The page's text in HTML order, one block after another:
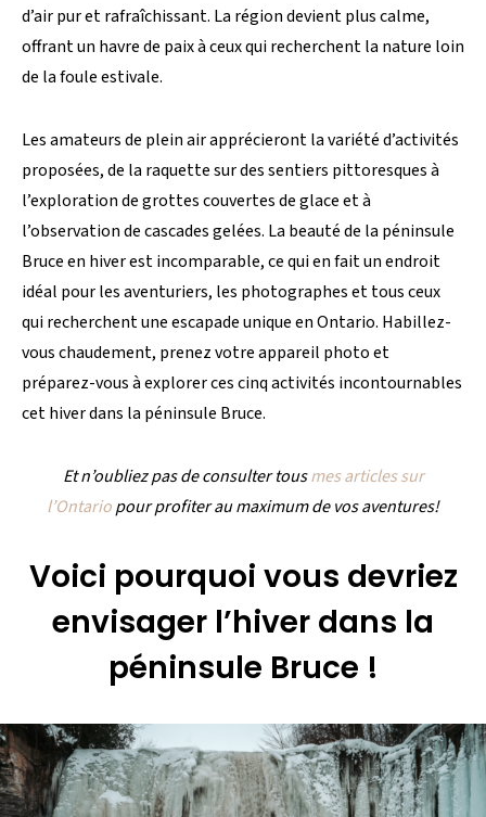
d’air pur et rafraîchissant. La région devient plus calme,
offrant un havre de paix à ceux qui recherchent la nature loin
de la foule estivale.
Les amateurs de plein air apprécieront la variété d’activités
proposées, de la raquette sur des sentiers pittoresques à
l’exploration de grottes couvertes de glace et à
l’observation de cascades gelées. La beauté de la péninsule
Bruce en hiver est incomparable, ce qui en fait un endroit
idéal pour les aventuriers, les photographes et tous ceux
qui recherchent une escapade unique en Ontario. Habillez-
vous chaudement, prenez votre appareil photo et
préparez-vous à explorer ces cinq activités incontournables
cet hiver dans la péninsule Bruce.
Et n’oubliez pas de consulter tousmes articles sur
l’Ontariopour profiter au maximum de vos aventures!
Voici pourquoi vous devriez
envisager l’hiver dans la
péninsule Bruce !